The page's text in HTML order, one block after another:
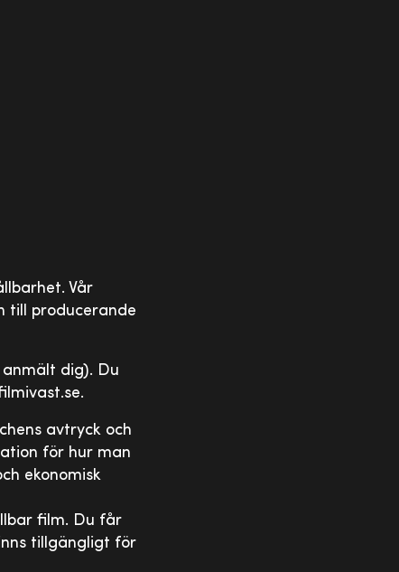
Vår
till producerande
dig). Du
avtryck och
för hur man
ekonomisk
film. Du får
tillgängligt för